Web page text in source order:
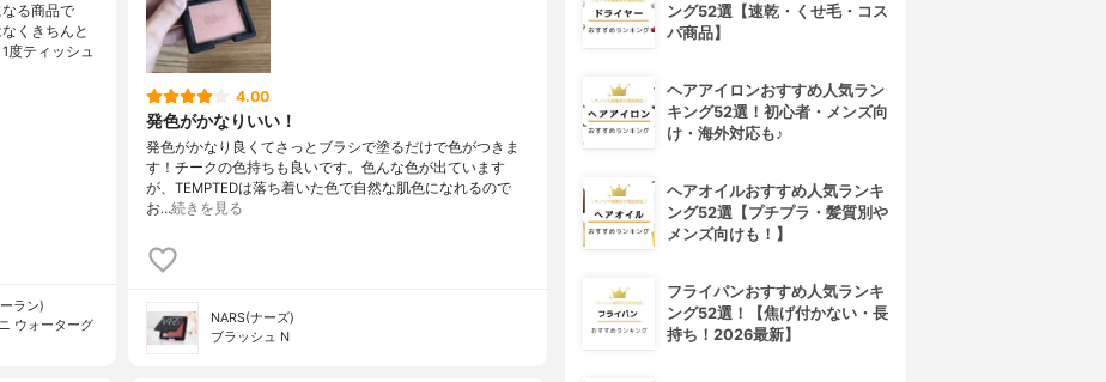
る商品で
くきちんと
度ティッシュ
ラン)
ウォーターグ
4.00
発色がかなりいい！
発色がかなり良くてさっとブラシで塗るだけで色がつきま
す！チークの色持ちも良いです。色んな色が出ています
が、TEMPTEDは落ち着いた色で自然な肌色になれるので
お…続きを見る
NARS(ナーズ)
ブラッシュ N
ング52選【速乾・くせ毛・コス
パ商品】
ヘアアイロンおすすめ人気ラン
キング52選！初心者・メンズ向
け・海外対応も♪
ヘアオイルおすすめ人気ランキ
ング52選【プチプラ・髪質別や
メンズ向けも！】
フライパンおすすめ人気ランキ
ング52選！【焦げ付かない・長
持ち！2026最新】